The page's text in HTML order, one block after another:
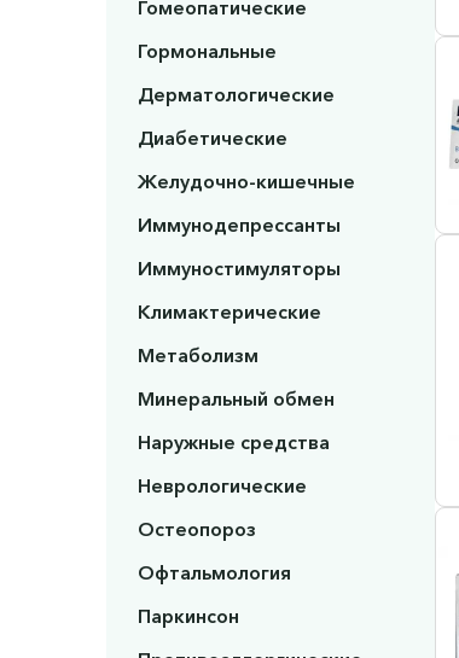
Гомеопатические
Гормональные
Дерматологические
Диабетические
Желудочно-кишечные
Иммунодепрессанты
Иммуностимуляторы
Климактерические
Метаболизм
Минеральный обмен
Наружные средства
Неврологические
Остеопороз
Офтальмология
Паркинсон